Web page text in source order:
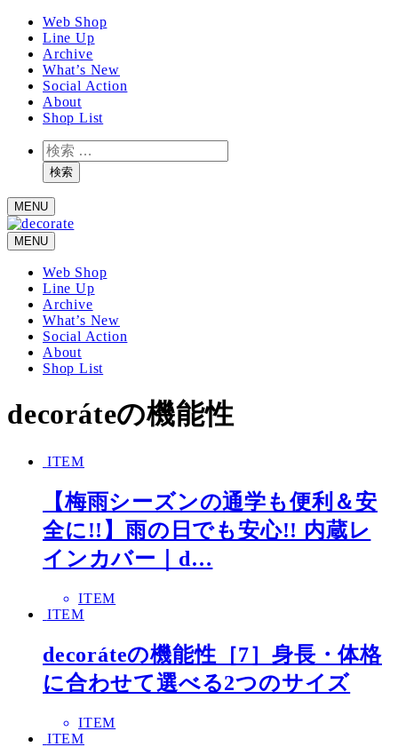
動
Web Shop
Line Up
Archive
What’s New
Social Action
About
Shop List
検
索検索
MENU
MENU
Web Shop
Line Up
Archive
What’s New
Social Action
About
Shop List
decoráteの機能性
ITEM
【梅雨シーズンの通学も便利＆安
全に!!】雨の日でも安心!! 内蔵レ
インカバー｜d…
ITEM
ITEM
decoráteの機能性［7］身長・体格
に合わせて選べる2つのサイズ
ITEM
ITEM